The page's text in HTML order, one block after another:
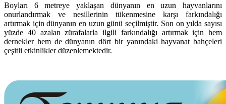
Boyları 6 metreye yaklaşan dünyanın en uzun hayvanlarını
onurlandırmak ve nesillerinin tükenmesine karşı farkındalığı
artırmak için dünyanın en uzun günü seçilmiştir. Son on yılda sayısı
yüzde 40 azalan zürafalarla ilgili farkındalığı artırmak için hem
dernekler hem de dünyanın dört bir yanındaki hayvanat bahçeleri
çeşitli etkinlikler düzenlemektedir.